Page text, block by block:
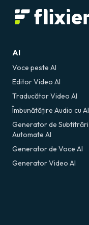
AI
Voce peste AI
Editor Video AI
Traducător Video AI
Îmbunătățire Audio cu AI
Generator de Subtitrări
Automate AI
Generator de Voce AI
Generator Video AI